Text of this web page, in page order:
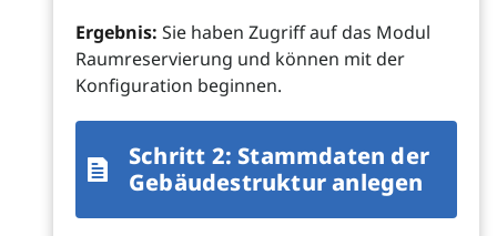
Ergebnis: Sie haben Zugriff auf das Modul
Raumreservierung und können mit der
Konfiguration beginnen.
Schritt 2: Stammdaten der
Gebäudestruktur anlegen